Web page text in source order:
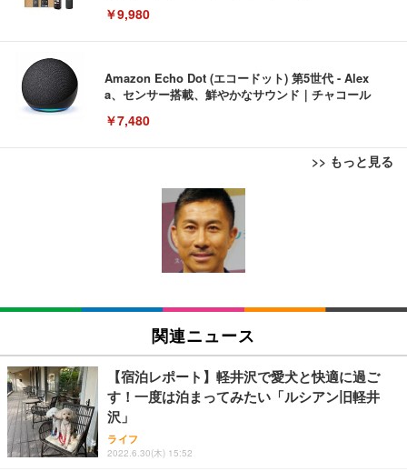
￥9,980
Amazon Echo Dot (エコードット) 第5世代 - Alex
a、センサー搭載、鮮やかなサウンド｜チャコール
￥7,480
>> もっと見る
[EdoErgo] オフィスチェア 椅子 テレワーク 疲れな
い 跳ね上げ式アームレスト コンパクト 約105度ロッ
キング pc 事務椅子 360度回転 座面昇降 強化ナイロ
ン樹脂ベース 通気性メッシュ 在宅ワーク H-WY01
(黒網+黒枠+黒足)
SIHOO B100 オフィスチェア／デスクチェア メッシ
ュチェア 人間工学 疲れない ブラック
￥27,999
Sezlife オフィスチェア デスクチェア 疲れない テレ
ワーク チェア 強化バックレスト 30度ロッキング機
能 人間工学 椅子 腰サポート 90度跳ね上げ式アーム
レスト 3Dヘッドレスト ハンガー付き 高反発クッシ
EIZO ビジネス向けプレミアムモニター | FlexScan
EV3240X-WT | 31.5型4K UHD・USB Type-C・ホワ
EIZO ビジネス向けプレミアムモニター | FlexScan
￥109,572
【純正品】27"ゲーミングモニター DualSense 充電
フック付き（CFI-ZDM1J）
￥49,979
Amazonベーシック ペットシーツ 薄型 レギュラー 1
回使い捨て 無香料 ホワイト 300枚
Amazonベーシック ペットシーツ 厚型 ワイド 42枚
x2袋(84枚) ホワイト(吸収面:ライトブルー)
￥3,234
ネオ・ルーライフ ネオ・オムツ L 中型犬用 26枚入
り 単品
￥1,800
関連ニュース
【宿泊レポート】軽井沢で愛犬と快適に過ご
す！一度は泊まってみたい「ルシアン旧軽井
沢」
ライフ
2022.6.30(木) 15:52